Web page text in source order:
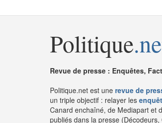
Politique
Revue de presse : Enquêtes,
Politique.net est une revue de
un triple objectif : relayer les
Canard enchaîné, de Mediapart et
publiés dans la presse